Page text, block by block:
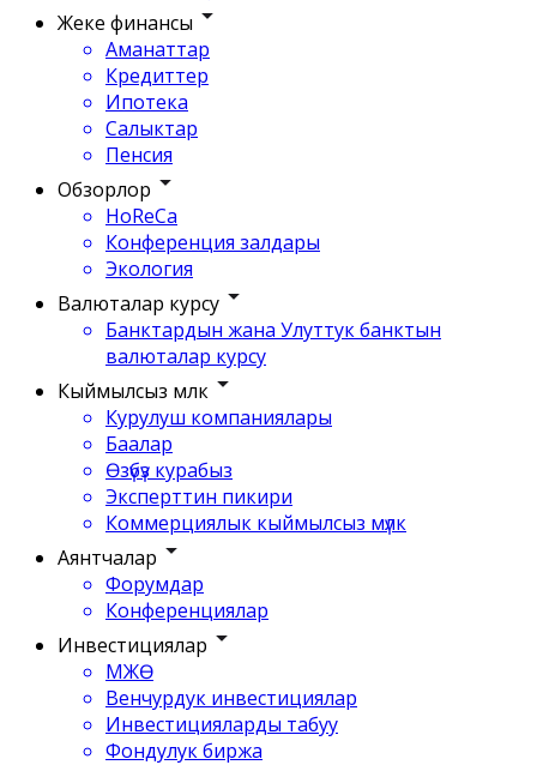
Жеке финансы
Аманаттар
Кредиттер
Ипотека
Салыктар
Пенсия
Обзорлор
HoReCa
Конференция залдары
Экология
Валюталар курсу
Банктардын жана Улуттук банктын
валюталар курсу
Кыймылсыз мүлк
Курулуш компаниялары
Баалар
Өзүбүз курабыз
Эксперттин пикири
Коммерциялык кыймылсыз мүлк
Аянтчалар
Форумдар
Конференциялар
Инвестициялар
МЖӨ
Венчурдук инвестициялар
Инвестицияларды табуу
Фондулук биржа